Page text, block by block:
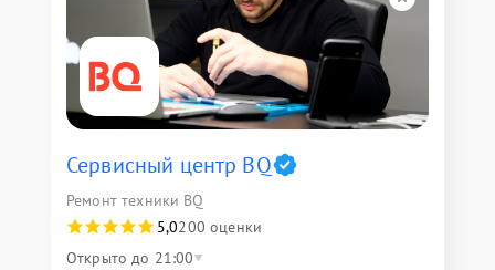
Сервисный центр BQ
Ремонт техники BQ
5,0200 оценки
Открыто до 21:00